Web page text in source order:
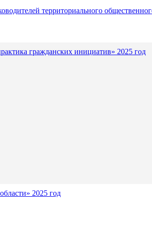
территориального
гражданских инициатив» 2025 год
2025 год